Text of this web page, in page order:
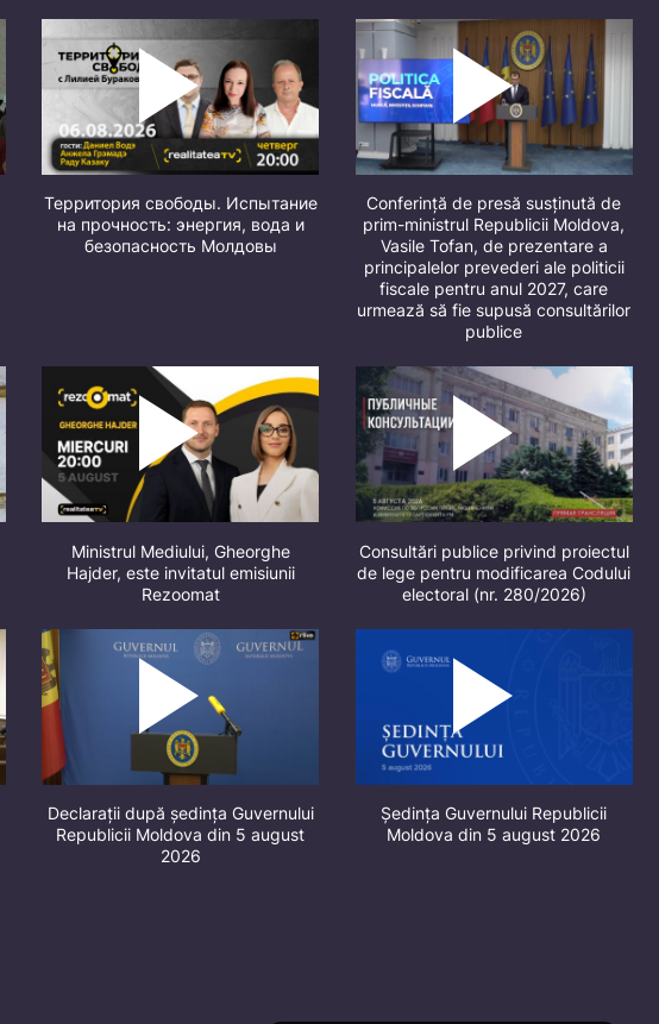
Территория свободы. Испытание
на прочность: энергия, вода и
безопасность Молдовы
Conferință de presă susținută de
prim-ministrul Republicii Moldova,
Vasile Tofan, de prezentare a
principalelor prevederi ale politicii
fiscale pentru anul 2027, care
urmează să fie supusă consultărilor
publice
Ministrul Mediului, Gheorghe
Hajder, este invitatul emisiunii
Rezoomat
Consultări publice privind proiectul
de lege pentru modificarea Codului
electoral (nr. 280/2026)
Declarații după ședința Guvernului
Republicii Moldova din 5 august
2026
Ședința Guvernului Republicii
Moldova din 5 august 2026